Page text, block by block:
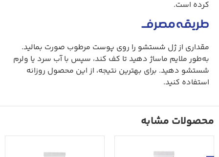
کرده است.
طریقه مصرف
مقداری از ژل شستشو را روی پوست مرطوب صورت بمالید.
به‌طور ملایم ماساژ دهید تا کف کند، سپس با آب سرد یا ولرم
شستشو دهید. برای بهترین نتیجه، از این محصول روزانه
استفاده کنید.
محصولات مشابه